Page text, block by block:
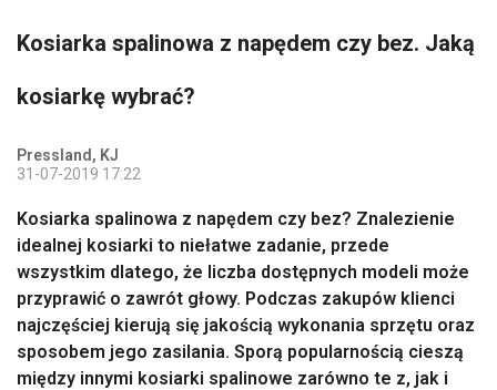
Kosiarka spalinowa z napędem czy bez. Jaką
kosiarkę wybrać?
Pressland, KJ
31-07-2019 17:22
Kosiarka spalinowa z napędem czy bez? Znalezienie
idealnej kosiarki to niełatwe zadanie, przede
wszystkim dlatego, że liczba dostępnych modeli może
przyprawić o zawrót głowy. Podczas zakupów klienci
najczęściej kierują się jakością wykonania sprzętu oraz
sposobem jego zasilania. Sporą popularnością cieszą
między innymi kosiarki spalinowe zarówno te z, jak i